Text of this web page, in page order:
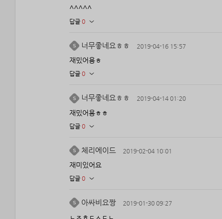
^^^^^
답글 0
너무좋네요ㅎㅎ 2019-04-16 15:57
재밌어용ㅎ
답글 0
너무좋네요ㅎㅎ 2019-04-14 01:20
재밌어용ㅎㅎ
답글 0
체리에이드 2019-02-04 10:01
재미있어요
답글 0
아싸비요짱 2019-01-30 09:27
ㄴㅈㅎㄷㅅㄷㄴ